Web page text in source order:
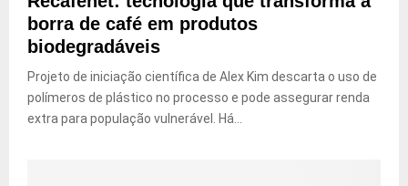
borra de café em produtos
biodegradáveis
Projeto de iniciação científica de Alex Kim descarta o uso de
polímeros de plástico no processo e pode assegurar renda
extra para população vulnerável. Há...